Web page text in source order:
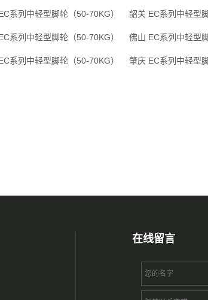
系列中轻型脚轮（50-70KG） 韶关 EC系列中轻型
系列中轻型脚轮（50-70KG） 佛山 EC系列中轻型
系列中轻型脚轮（50-70KG） 肇庆 EC系列中轻型
在线留言